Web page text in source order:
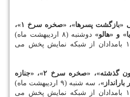
فیلم های سینمایی «بازگشت پسرها»، «صخره سرخ ۱»،
و «هالو»
دوشنبه (۸ اردیبهشت ماه)
ساعت ۱۵، ۱۹، ۲۱، ۲۳ و ۱ بامدادان از شبکه نمایش پخش می
فیلم های سینمایی «مرد بدون گذشته»، «صخره سرخ ۲»، «جنازه
، سه شنبه (۹ اردیبهشت ماه)
ساعت ۱۵، ۱۹، ۲۱، ۲۳ و ۱ بامدادان از شبکه نمایش پخش می